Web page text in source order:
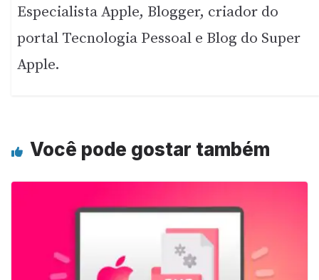
Especialista Apple, Blogger, criador do
portal Tecnologia Pessoal e Blog do Super
Apple.
Você pode gostar também